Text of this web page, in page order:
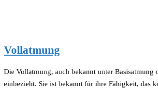
Vollatmung
Die Vollatmung, auch bekannt unter Basisatmung
einbezieht. Sie ist bekannt für ihre Fähigkeit, das